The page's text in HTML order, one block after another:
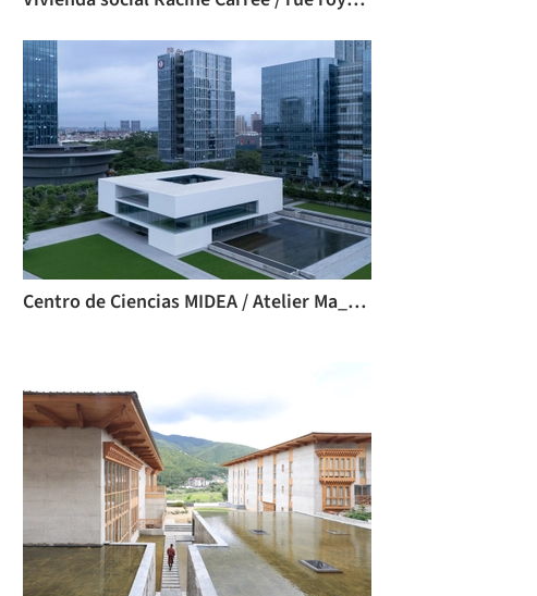
Centro de Ciencias MIDEA / Atelier Ma_BIAD